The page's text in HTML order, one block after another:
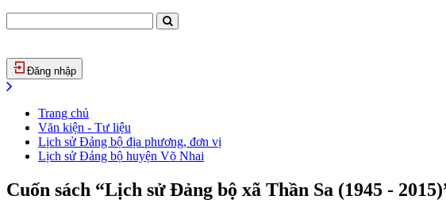
Đăng nhập
Trang chủ
Văn kiện - Tư liệu
Lịch sử Đảng bộ địa phương, đơn vị
Lịch sử Đảng bộ huyện Võ Nhai
Cuốn sách “Lịch sử Đảng bộ xã Thần Sa (1945 -